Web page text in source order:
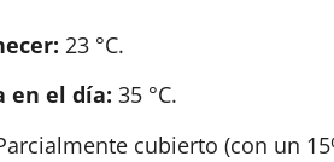
23 °C.
en el día: 35 °C.
cubierto (con un